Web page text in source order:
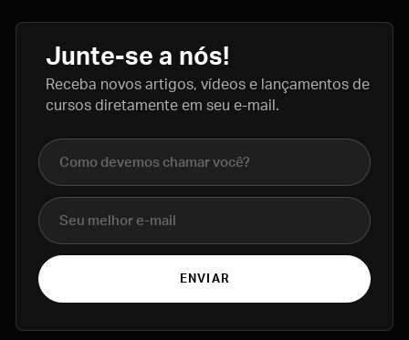
Junte-se a nós!
Receba novos artigos, vídeos e lançamentos de
cursos diretamente em seu e-mail.
Nome completo
E-mail
ENVIAR